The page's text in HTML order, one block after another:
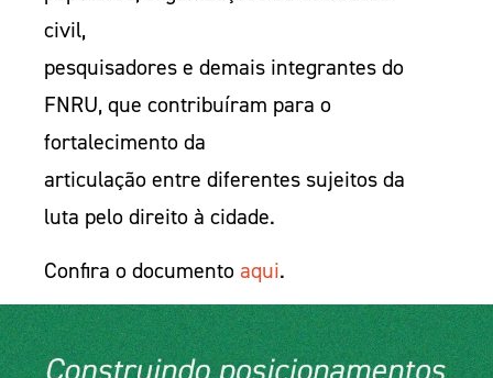
civil,
pesquisadores e demais integrantes do
FNRU, que contribuíram para o
fortalecimento da
articulação entre diferentes sujeitos da
luta pelo direito à cidade.
Confira o documentoaqui.